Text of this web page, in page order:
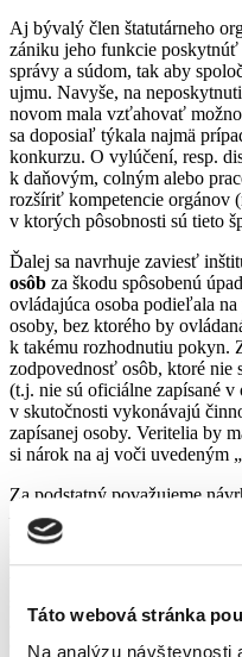
Táto webová stránka
Na analýzu návštevnosti
Aj bývalý člen štatutárneho
zániku jeho funkcie poskytnúť
správy a súdom, tak aby
ujmu. Navyše, na
novom mala vzťahovať
sa doposiaľ týkala najmä
konkurzu. O vylúčení, resp.
k daňovým, colným alebo
rozšíriť kompetencie orgánov
v ktorých pôsobnosti sú tieto
Ďalej sa navrhuje zaviesť
osôb za škodu spôsobenú
ovládajúca osoba podieľala
osoby, bez ktorého by
k takému rozhodnutiu pokyn.
zodpovednosť osôb, ktoré nie
(t.j. nie sú oficiálne zapísané
v skutočnosti vykonávajú
zapísanej osoby. Veritelia by
si nárok na aj voči uvedeným „
Za podstatný považujeme
nekalá likvidácia
, ktorý je
podieľajúcich sa na
osobách na tzv. biele kone.
spoločností na zlúčení,
audítora bude musieť byť
(s určitými výnimkami)